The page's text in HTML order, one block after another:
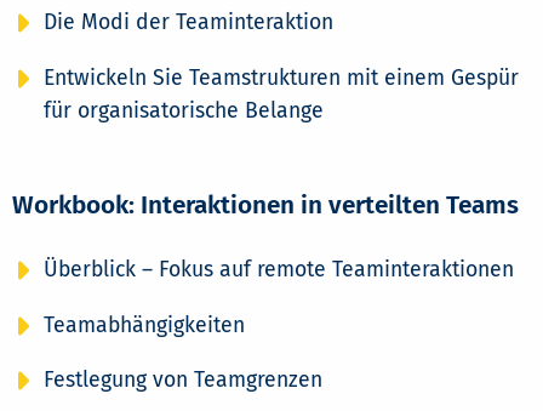
Die Modi der Teaminteraktion
Entwickeln Sie Teamstrukturen mit einem Gespür
für organisatorische Belange
Workbook: Interaktionen in verteilten Teams
Überblick – Fokus auf remote Teaminteraktionen
Teamabhängigkeiten
Festlegung von Teamgrenzen